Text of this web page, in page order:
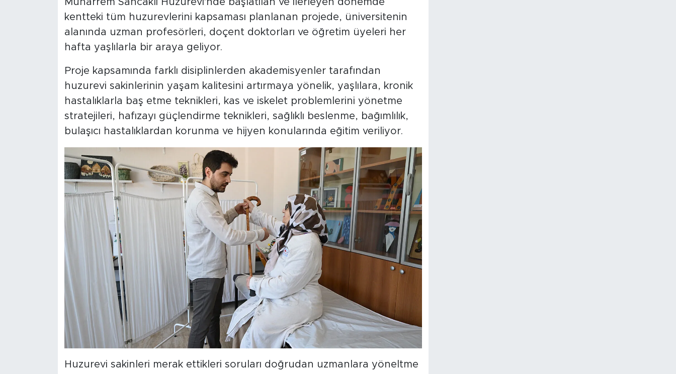
kentteki tüm huzurevlerini kapsaması planlanan projede, üniversitenin
alanında uzman profesörleri, doçent doktorları ve öğretim üyeleri her
hafta yaşlılarla bir araya geliyor.
Proje kapsamında farklı disiplinlerden akademisyenler tarafından
huzurevi sakinlerinin yaşam kalitesini artırmaya yönelik, yaşlılara, kronik
hastalıklarla baş etme teknikleri, kas ve iskelet problemlerini yönetme
stratejileri, hafızayı güçlendirme teknikleri, sağlıklı beslenme, bağımlılık,
bulaşıcı hastalıklardan korunma ve hijyen konularında eğitim veriliyor.
Huzurevi sakinleri merak ettikleri soruları doğrudan uzmanlara yöneltme